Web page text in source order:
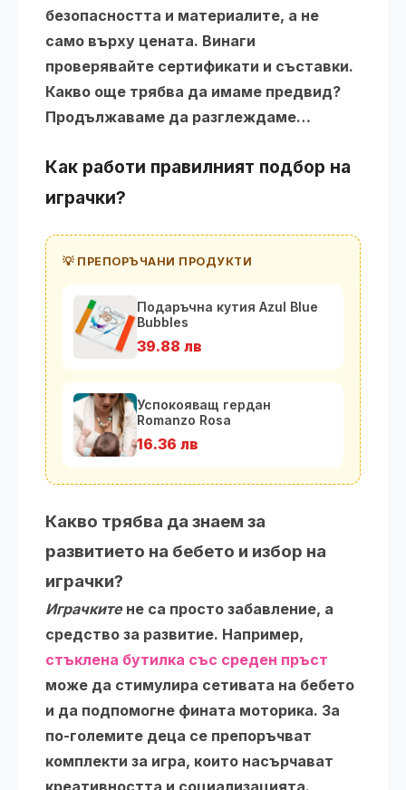
безопасността и материалите, а не
само върху цената. Винаги
проверявайте сертификати и съставки.
Какво още трябва да имаме предвид?
Продължаваме да разглеждаме…
Как работи правилният подбор на
играчки?
💡 ПРЕПОРЪЧАНИ ПРОДУКТИ
Подаръчна кутия Azul Blue
Bubbles
39.88 лв
Успокояващ гердан
Romanzo Rosa
16.36 лв
Какво трябва да знаем за
развитието на бебето и избор на
играчки?
Играчкитене са просто забавление, а
средство за развитие. Например,
стъклена бутилка със среден пръст
може да стимулира сетивата на бебето
и да подпомогне фината моторика. За
по-големите деца се препоръчват
комплекти за игра, които насърчават
креативността и социализацията.